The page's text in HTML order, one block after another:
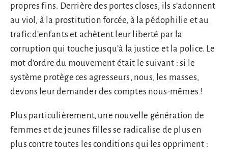
propres fins. Derrière des portes closes, ils s’adonnent
au viol, à la prostitution forcée, à la pédophilie et au
trafic d’enfants et achètent leur liberté par la
corruption qui touche jusqu’à la justice et la police. Le
mot d’ordre du mouvement était le suivant : si le
système protège ces agresseurs, nous, les masses,
devons leur demander des comptes nous-mêmes !
Plus particulièrement, une nouvelle génération de
femmes et de jeunes filles se radicalise de plus en
plus contre toutes les conditions qui les oppriment :